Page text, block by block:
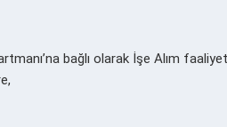
bağlı olarak İşe Alım